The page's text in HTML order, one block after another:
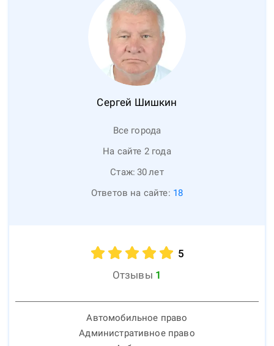
Сергей Шишкин
Все города
На сайте 2 года
Стаж: 30лет
Ответов на сайте: 18
5
Отзывы 1
Автомобильное право
Административное право